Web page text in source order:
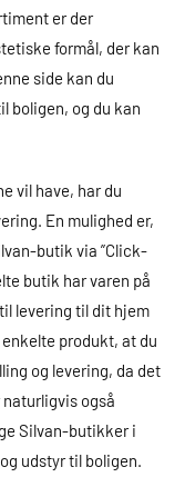
er der
formål, der kan
side kan du
boligen, og du kan
vil have, har du
En mulighed er,
butik via ”Click-
butik har varen på
levering til dit hjem
produkt, at du
og levering, da det
også
Silvan-butikker i
udstyr til boligen.